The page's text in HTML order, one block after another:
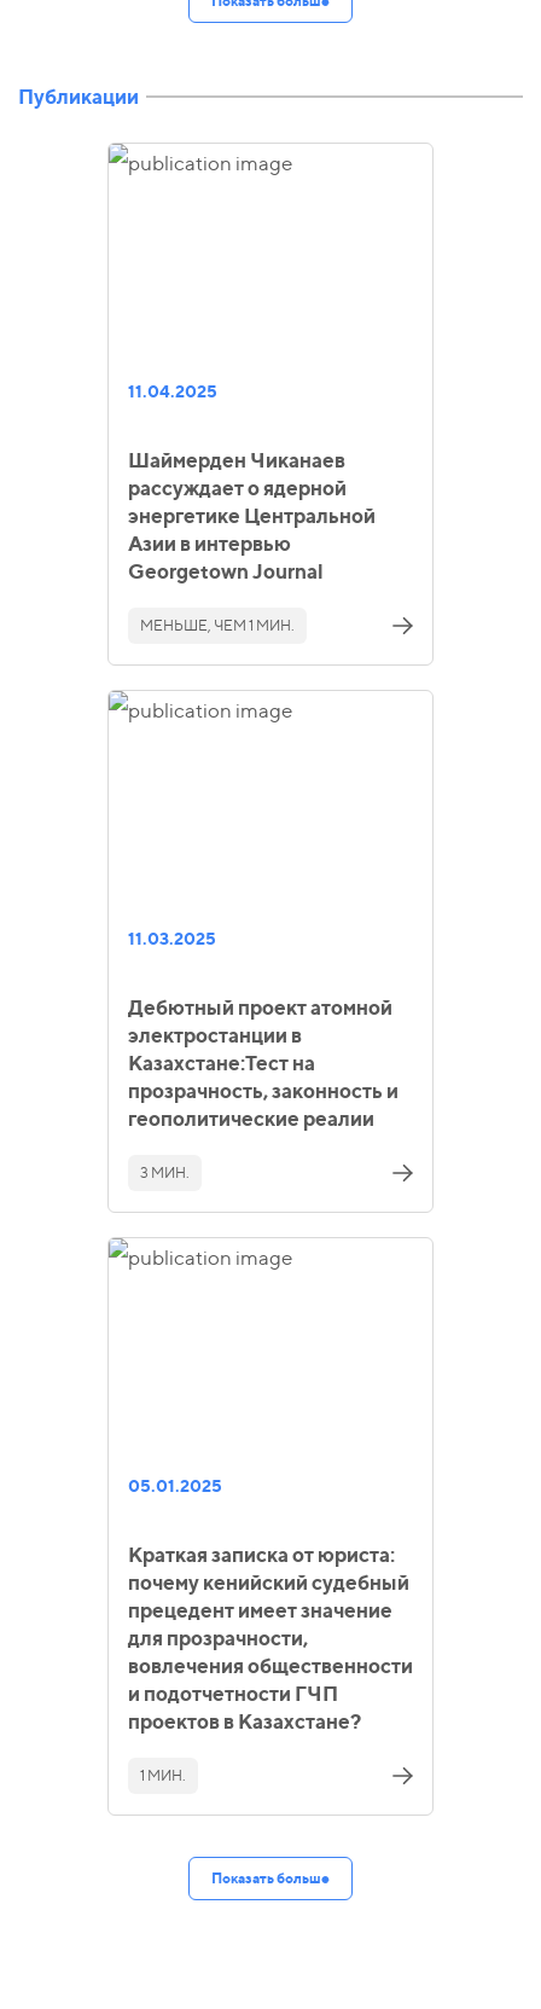
Публикации
11.04.2025
Шаймерден Чиканаев
рассуждает о ядерной
энергетике Центральной
Азии в интервью
Georgetown Journal
МЕНЬШЕ, ЧЕМ 1 МИН.
11.03.2025
Дебютный проект атомной
электростанции в
Казахстане:Тест на
прозрачность, законность и
геополитические реалии
3 МИН.
05.01.2025
Краткая записка от юриста:
почему кенийский судебный
прецедент имеет значение
для прозрачности,
вовлечения общественности
и подотчетности ГЧП
проектов в Казахстане?
1 МИН.
Показать больше